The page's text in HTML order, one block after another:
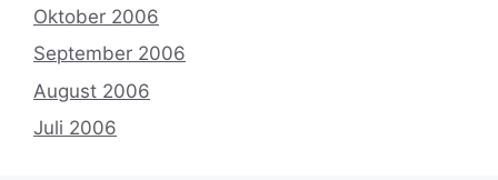
Oktober 2006
September 2006
August 2006
Juli 2006